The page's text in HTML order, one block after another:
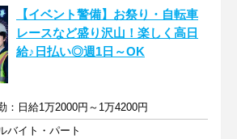
【イベント警備】お祭り・自転車
レースなど盛り沢山！楽しく高日
給♪日払い◎週1日～OK
：日給1万2000円～1万4200円
バイト・パート